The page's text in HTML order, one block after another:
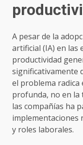
A pesar de la
artificial (IA) en las
productividad
significativamente
el problema radica
profunda, no en la
las compañías ha
implementaciones
y roles laborales.